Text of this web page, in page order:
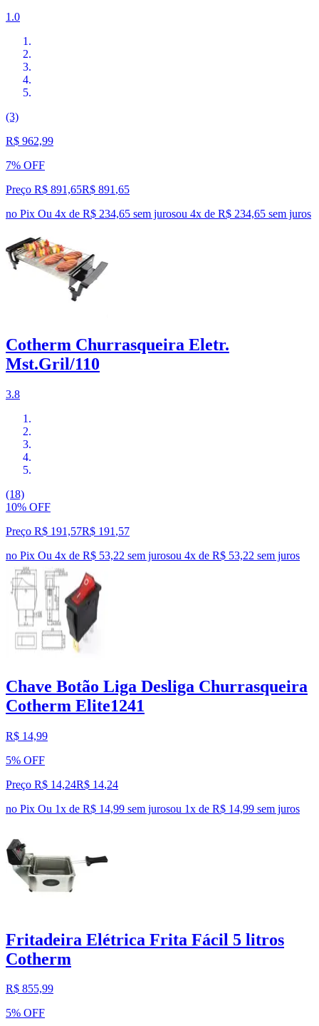
1.0
(3)
R$ 962,99
7% OFF
Preço R$ 891,65R$ 891 ,65
no Pix Ou 4x de R$ 234,65 sem jurosou 4x de R$ 234,65 sem juros
Cotherm Churrasqueira Eletr.
Mst.Gril/110
3.8
(18)
10% OFF
Preço R$ 191,57R$ 191 ,57
no Pix Ou 4x de R$ 53,22 sem jurosou 4x de R$ 53,22 sem juros
Chave Botão Liga Desliga Churrasqueira
Cotherm Elite1241
R$ 14,99
5% OFF
Preço R$ 14,24R$ 14,24
no Pix Ou 1x de R$ 14,99 sem jurosou 1x de R$ 14,99 sem juros
Fritadeira Elétrica Frita Fácil 5 litros
Cotherm
R$ 855,99
5% OFF